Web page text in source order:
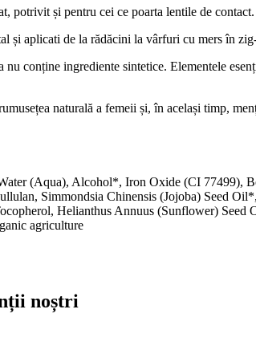
potrivit și pentru cei ce poarta lentile de contact.
și aplicati de la rădăcini la vârfuri cu mers în
conține ingrediente sintetice. Elementele
naturală a femeii și, în același timp,
(Aqua), Alcohol*, Iron Oxide (CI 77499),
Simmondsia Chinensis (Jojoba) Seed
Helianthus Annuus (Sunflower)
agriculture
noștri